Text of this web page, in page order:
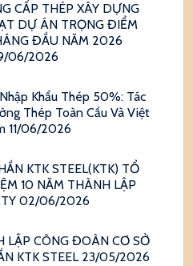
CẤP THÉP XÂY DỰNG
DỰ ÁN TRỌNG ĐIỂM
ĐẦU NĂM 2026
06/2026
Khẩu Thép 50%: Tác
Thép Toàn Cầu Và Việt
11/06/2026
KTK STEEL(KTK) TỔ
10 NĂM THÀNH LẬP
02/06/2026
LẬP CÔNG ĐOÀN CƠ SỞ
KTK STEEL 23/05/2026